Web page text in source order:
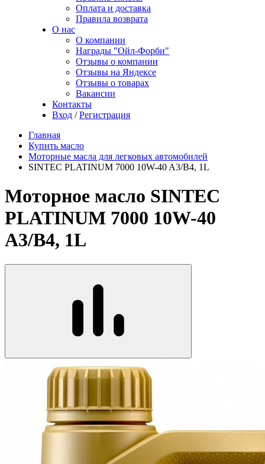
Оплата и доставка
Правила возврата
О нас
О компании
Награды "Ойл-Форби"
Отзывы о компании
Отзывы на Яндексе
Отзывы о товарах
Вакансии
Контакты
Вход / Регистрация
Главная
Купить масло
Моторные масла для легковых автомобилей
SINTEC PLATINUM 7000 10W-40 A3/B4, 1L
Моторное масло SINTEC
PLATINUM 7000 10W-40
A3/B4, 1L